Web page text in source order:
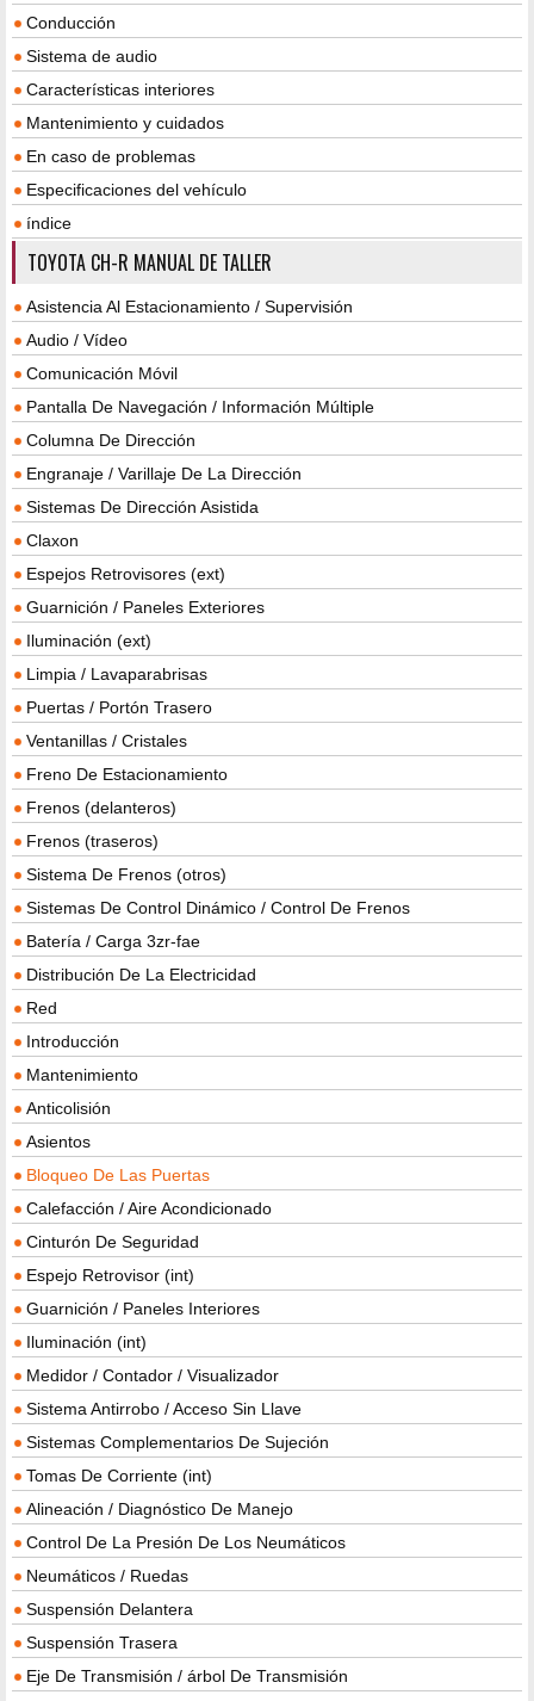
Conducción
Sistema de audio
Características interiores
Mantenimiento y cuidados
En caso de problemas
Especificaciones del vehículo
índice
TOYOTA CH-R MANUAL DE TALLER
Asistencia Al Estacionamiento / Supervisión
Audio / Vídeo
Comunicación Móvil
Pantalla De Navegación / Información Múltiple
Columna De Dirección
Engranaje / Varillaje De La Dirección
Sistemas De Dirección Asistida
Claxon
Espejos Retrovisores (ext)
Guarnición / Paneles Exteriores
Iluminación (ext)
Limpia / Lavaparabrisas
Puertas / Portón Trasero
Ventanillas / Cristales
Freno De Estacionamiento
Frenos (delanteros)
Frenos (traseros)
Sistema De Frenos (otros)
Sistemas De Control Dinámico / Control De Frenos
Batería / Carga 3zr-fae
Distribución De La Electricidad
Red
Introducción
Mantenimiento
Anticolisión
Asientos
Bloqueo De Las Puertas
Calefacción / Aire Acondicionado
Cinturón De Seguridad
Espejo Retrovisor (int)
Guarnición / Paneles Interiores
Iluminación (int)
Medidor / Contador / Visualizador
Sistema Antirrobo / Acceso Sin Llave
Sistemas Complementarios De Sujeción
Tomas De Corriente (int)
Alineación / Diagnóstico De Manejo
Control De La Presión De Los Neumáticos
Neumáticos / Ruedas
Suspensión Delantera
Suspensión Trasera
Eje De Transmisión / árbol De Transmisión